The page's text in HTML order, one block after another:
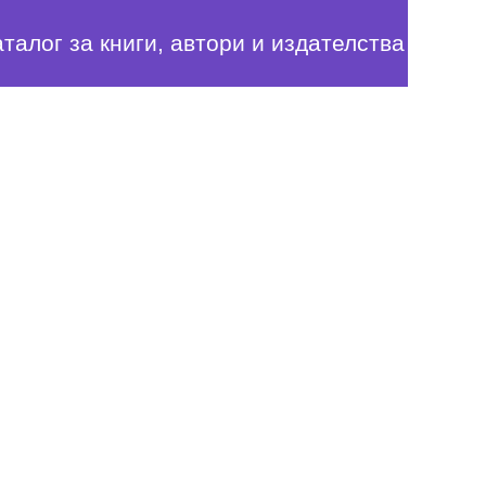
за книги, автори и издателства